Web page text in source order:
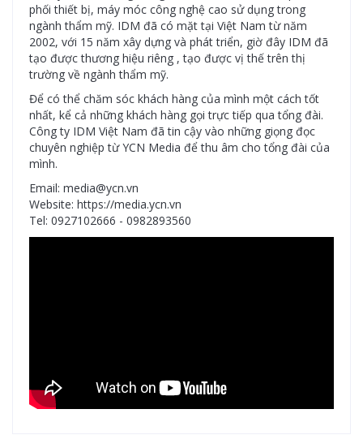
phối thiết bị, máy móc công nghệ cao sử dụng trong
ngành thẩm mỹ. IDM đã có mặt tại Việt Nam từ năm
2002, với 15 năm xây dựng và phát triển, giờ đây IDM đã
tạo được thương hiệu riêng , tạo được vị thế trên thị
trường về ngành thẩm mỹ.
Để có thể chăm sóc khách hàng của mình một cách tốt
nhất, kể cả những khách hàng gọi trực tiếp qua tổng đài.
Công ty IDM Việt Nam đã tin cậy vào những giọng đọc
chuyên nghiệp từ YCN Media để thu âm cho tổng đài của
mình.
Email: media@ycn.vn
Website: https://media.ycn.vn
Tel: 0927102666 - 0982893560